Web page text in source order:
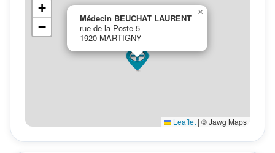
Médecin BEUCHAT LAURENT
rue de la Poste 5
1920 MARTIGNY
×
+
−
Leaflet | © Jawg Maps